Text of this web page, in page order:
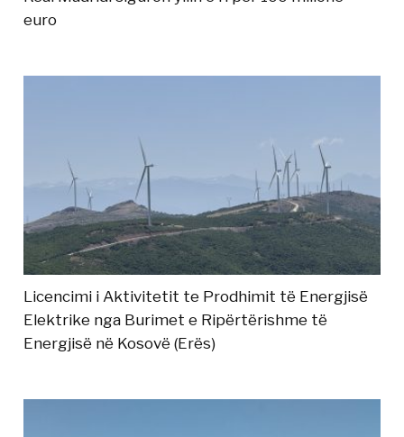
euro
Licencimi i Aktivitetit te Prodhimit të Energjisë
Elektrike nga Burimet e Ripërtërishme të
Energjisë në Kosovë (Erës)